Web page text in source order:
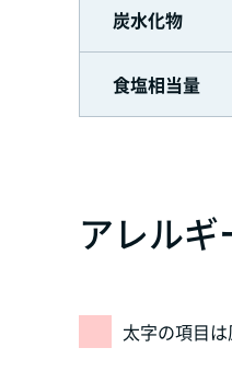
炭水化物
食塩相当量
アレル
太字の項目は